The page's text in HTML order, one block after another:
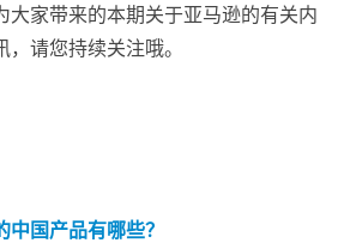
大家带来的本期关于亚马逊的有关内
请您持续关注哦。
国产品有哪些？